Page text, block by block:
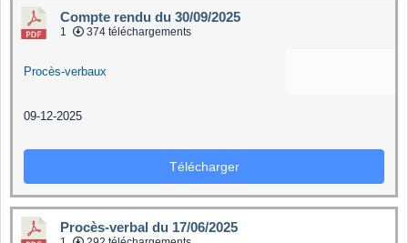
Compte rendu du 30/09/2025
1 374 téléchargements
Procès-verbaux
09-12-2025
Télécharger
Procès-verbal du 17/06/2025